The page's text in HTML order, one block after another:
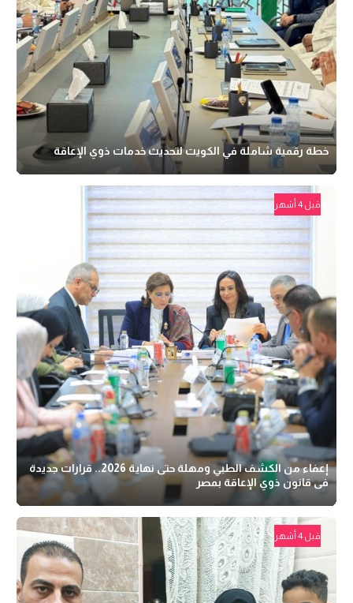
خطة رقمية شاملة في الكويت لتحديث خدمات ذوي الإعاقة
قبل 4 أشهر
إعفاء من الكشف الطبي ومهلة حتى نهاية 2026.. قرارات جديدة
فى قانون ذوي الإعاقة بمصر
قبل 4 أشهر